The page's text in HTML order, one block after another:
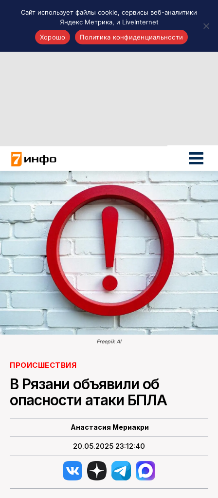
Новости России
Политика
Новости мира
Все материалы 7инфо
О НАС
ПОИСК ПО САЙТУ
Freepik AI
ПРОИСШЕСТВИЯ
В Рязани объявили об
опасности атаки БПЛА
Анастасия Мериакри
20.05.2025 23:12:40
Сайт использует файлы cookie, сервисы веб-аналитики
Яндекс Метрика, и LiveInternet
Хорошо
Политика конфиденциальности